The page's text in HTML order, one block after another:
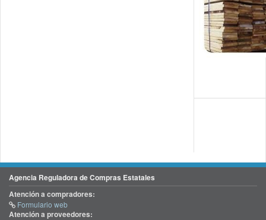
Agencia Reguladora de Compras Estatales
Atención a compradores:
Formulario web
Atención a proveedores: